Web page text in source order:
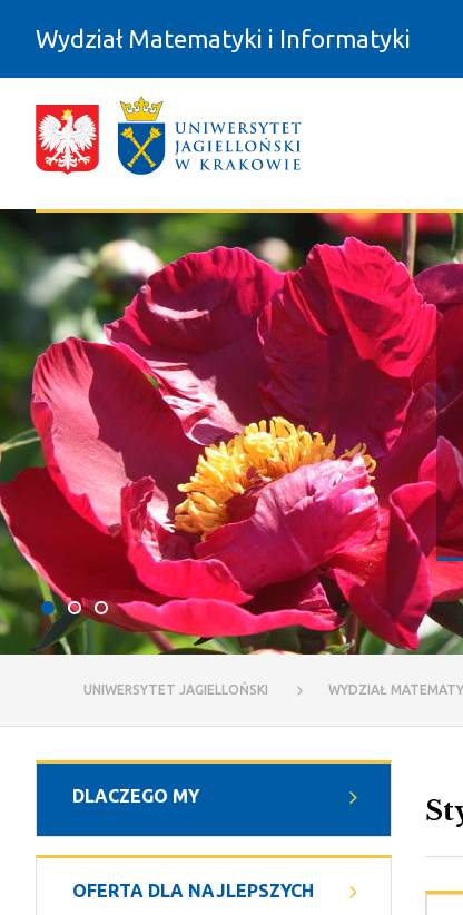
Wydział Matematyki i Informatyki
FAQ - Wydział Matematyki i
UNIWERSYTET JAGIELLOŃSKI WYDZIAŁ
DLACZEGO MY
OFERTA DLA NAJLEPSZYCH